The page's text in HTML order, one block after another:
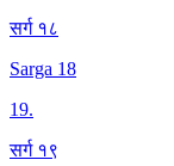
सर्ग १८
Sarga 18
19.
सर्ग १९